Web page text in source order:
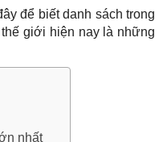
để biết danh sách trong
giới hiện nay là những
nhất